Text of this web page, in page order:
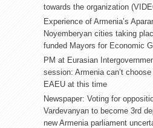
towards the organization
Experience of Armenia’s
Noyemberyan cities taking
funded Mayors for Economic
PM at Eurasian
session: Armenia can’t
EAEU at this time
Newspaper: Voting for
Vardevanyan to become 3rd
new Armenia parliament